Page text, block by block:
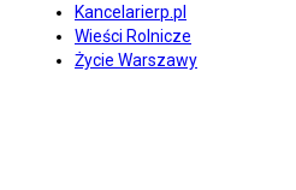
Kancelarierp.pl
Wieści Rolnicze
Życie Warszawy